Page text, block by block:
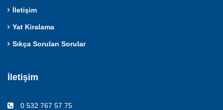
İletişim
Yat Kiralama
Sıkça Sorulan Sorular
İletişim
0 532 767 57 75